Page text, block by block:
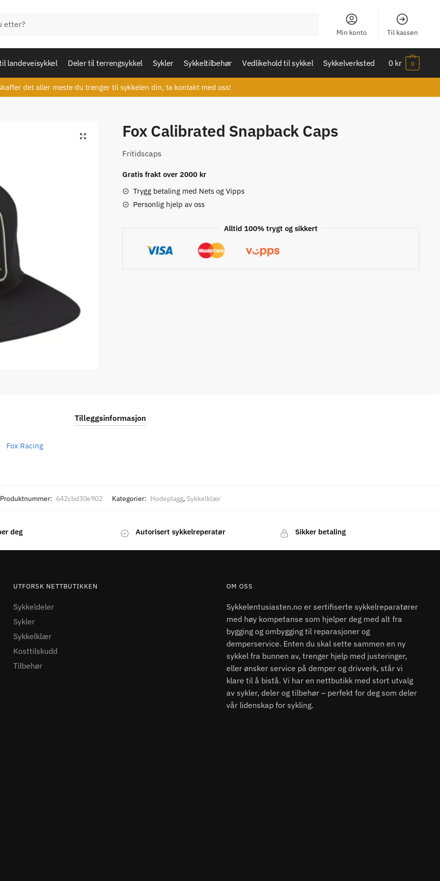
Min konto Til kassen
landeveisykkel Deler til terrengsykkel Sykler Sykkeltilbehør Vedlikehold til sykkel Sykkelverksted 0 kr 0
det aller meste du trenger til sykkelen din, ta kontakt med oss!
🔍 Fox Calibrated Snapback Caps
Fritidscaps
Gratis frakt over 2000 kr
Trygg betaling med Nets og Vipps
Personlig hjelp av oss
Alltid 100% trygt og sikkert
Tilleggsinformasjon
Fox Racing
Produktnummer: 642cbd30e902 Kategorier: Hodeplagg, Sykkelklær
deg Autorisert sykkelreperatør Sikker betaling
UTFORSK NETTBUTIKKEN
Sykkeldeler
Sykler
Sykkelklær
Kosttilskudd
Tilbehør
OM OSS
Sykkelentusiasten.no er sertifiserte sykkelreparatører
med høy kompetanse som hjelper deg med alt fra
bygging og ombygging til reparasjoner og
demperservice. Enten du skal sette sammen en ny
sykkel fra bunnen av, trenger hjelp med justeringer,
eller ønsker service på demper og drivverk, står vi
klare til å bistå. Vi har en nettbutikk med stort utvalg
av sykler, deler og tilbehør – perfekt for deg som deler
vår lidenskap for sykling.